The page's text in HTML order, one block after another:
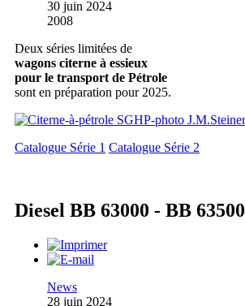
30 juin 2024
2008
Deux séries limitées de
wagons citerne à essieux
pour le transport de Pétrole
sont en préparation pour 2025.
Catalogue Série 1 Catalogue Série 2
Diesel BB 63000 - BB 63500
News
28 juin 2024